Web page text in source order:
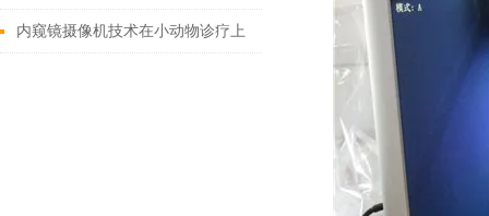
内窥镜摄像机技术在小动物诊疗上